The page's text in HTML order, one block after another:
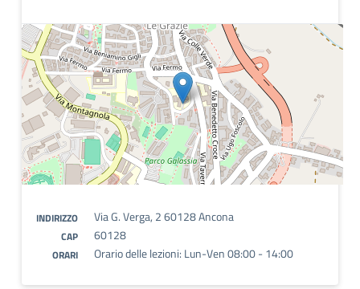
INDIRIZZO Via G. Verga, 2 60128 Ancona
CAP 60128
ORARI Orario delle lezioni: Lun-Ven 08:00 - 14:00